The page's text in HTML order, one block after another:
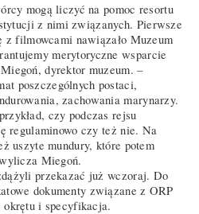
mogą liczyć na pomoc resortu
z nimi związanych. Pierwsze
z filmowcami nawiązało Muzeum
merytoryczne wsparcie
dyrektor muzeum. –
poszczególnych postaci,
zachowania marynarzy.
czy podczas rejsu
regulaminowo czy też nie. Na
uszyte mundury, które potem
Miegoń.
przekazać już wczoraj. Do
dokumenty związane z ORP
okrętu i specyfikacja.